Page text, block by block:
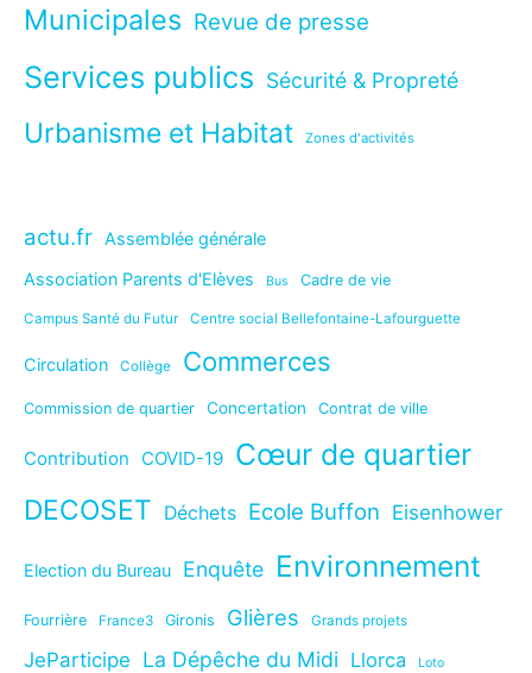
Municipales Revue de presse
Services publics Sécurité & Propreté
Urbanisme et Habitat Zones d'activités
actu.fr Assemblée générale
Association Parents d'Elèves
Bus Cadre de vie
Campus Santé du Futur Centre social Bellefontaine-Lafourguette
Circulation Collège Commerces
Commission de quartier Concertation Contrat de ville
Contribution COVID-19 Cœur de quartier
DECOSET Déchets Ecole Buffon Eisenhower
Election du Bureau Enquête Environnement
Fourrière France3 Gironis Glières Grands projets
JeParticipe La Dépêche du Midi Llorca Loto